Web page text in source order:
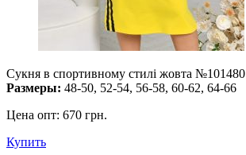
Сукня в спортивному стилі жовта №101480
Размеры: 48-50, 52-54, 56-58, 60-62, 64-66
Цена опт: 670 грн.
Купить